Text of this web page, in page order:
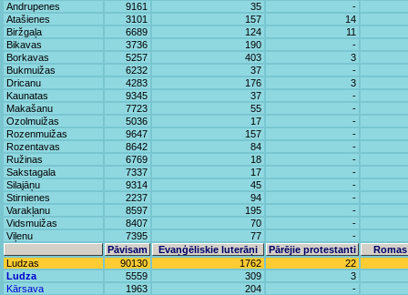
Andrupenes
9161 35
-
Atašienes
3101 157
14
Biržgaļa
6689 124
11
Bikavas
3736 190
-
Borkavas
5257 403
3
Bukmuižas
6232 37
-
Dricanu
4283 176
3
Kaunatas
9345 37
-
Makašanu
7723 55
-
Ozolmuižas
5036 17
-
Rozenmuižas
9647 157
-
Rozentavas
8642 84
-
Ružinas
6769 18
-
Sakstagala
7337 17
-
Silajāņu
9314 45
-
Stirnienes
2237 94
-
Varakļanu
8597 195
-
Vidsmuižas
8407 70
-
Viļenu
7395 77
-
Pāvisam
Evaņģēliskie luterāņi Pārējie protestanti
Ludzas
90130 1762
22
Ludza
5559 309
3
Kārsava
1963 204
-